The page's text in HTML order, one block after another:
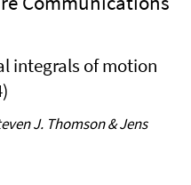
integrals of motion
J. Thomson & Jens